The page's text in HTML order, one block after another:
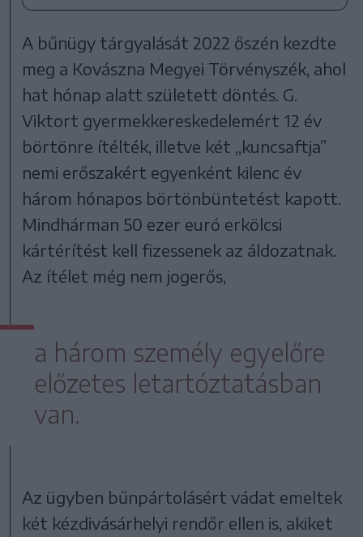
A bűnügy tárgyalását 2022 őszén kezdte
meg a Kovászna Megyei Törvényszék, ahol
hat hónap alatt született döntés. G.
Viktort gyermekkereskedelemért 12 év
börtönre ítélték, illetve két „kuncsaftja”
nemi erőszakért egyenként kilenc év
három hónapos börtönbüntetést kapott.
Mindhárman 50 ezer euró erkölcsi
kártérítést kell fizessenek az áldozatnak.
Az ítélet még nem jogerős,
a három személy egyelőre
előzetes letartóztatásban
van.
Az ügyben bűnpártolásért vádat emeltek
két kézdivásárhelyi rendőr ellen is, akiket